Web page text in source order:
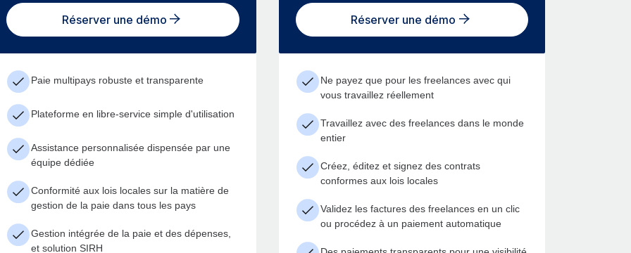
Réserver une démo
Paie multipays robuste et transparente
Plateforme en libre-service simple d'utilisation
Assistance personnalisée dispensée par une
équipe dédiée
Conformité aux lois locales sur la matière de
gestion de la paie dans tous les pays
Gestion intégrée de la paie et des dépenses,
et solution SIRH
Réserver une démo
Ne payez que pour les freelances avec qui
vous travaillez réellement
Travaillez avec des freelances dans le monde
entier
Créez, éditez et signez des contrats
conformes aux lois locales
Validez les factures des freelances en un clic
ou procédez à un paiement automatique